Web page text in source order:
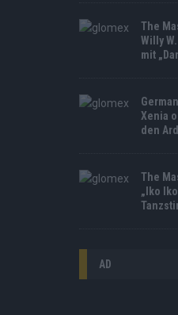
The
Willy
mit
Xenia
den
The
„Iko
AD